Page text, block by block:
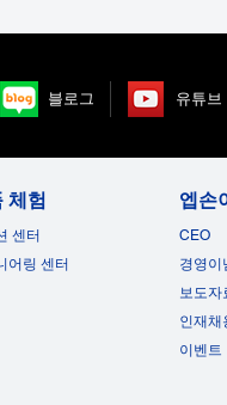
블로그 유튜브
체험
센터
어링 센터
엡손
CEO
경영이
보도자
인재채
이벤트